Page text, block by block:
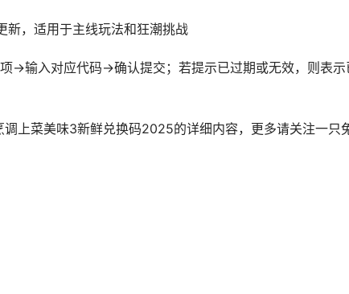
新，适用于主线玩法和狂潮挑战
→输入对应代码→确认提交；若提示已过期或无效，则表示
上菜美味3新鲜兑换码2025的详细内容，更多请关注一只